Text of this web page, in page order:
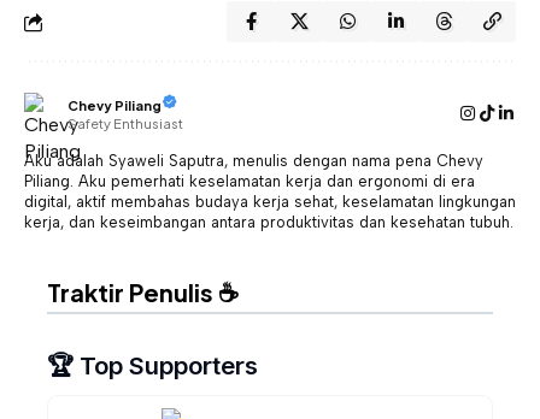
Chevy Piliang
Safety Enthusiast
Aku adalah Syaweli Saputra, menulis dengan nama pena Chevy
Piliang. Aku pemerhati keselamatan kerja dan ergonomi di era
digital, aktif membahas budaya kerja sehat, keselamatan lingkungan
kerja, dan keseimbangan antara produktivitas dan kesehatan tubuh.
Traktir Penulis ☕
🏆 Top Supporters